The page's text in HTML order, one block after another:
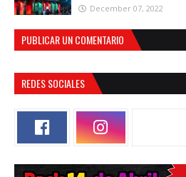
December 07, 2022
PUBLICAR UN COMENTARIO
REDES SOCIALES